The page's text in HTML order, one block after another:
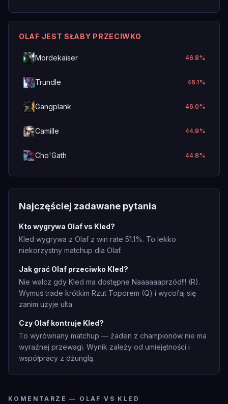
OLAF JEST SŁABY PRZECIWKO
Mordekaiser 46.8%
Trundle 46.1%
Gangplank 46.0%
Camille 44.9%
Cho'Gath 44.8%
Najczęściej zadawane pytania
Kto wygrywa Olaf vs Kled?
Kled wygrywa z Olaf z win rate 51.1%. To lekko
niekorzystny matchup dla Olaf.
Jak grać Olaf przeciwko Kled?
Nie walcz gdy Kled ma dostępne Naaaaaaprzód!!! (R).
Wymuś trade krótkim Rzut Toporem (Q) i wycofaj się
zanim użyje ulta.
Czy Olaf kontruje Kled?
To wyrównany matchup — żaden z championów nie ma
wyraźnej przewagi. Wynik zależy od umiejętności i
współpracy z dżunglą.
KOMENTARZE — OLAF VS KLED